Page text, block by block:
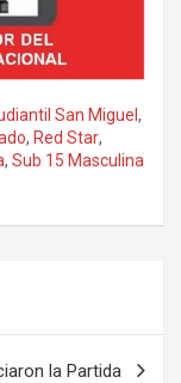
San Miguel,
, Red Star,
, Sub 15 Masculina
la Partida